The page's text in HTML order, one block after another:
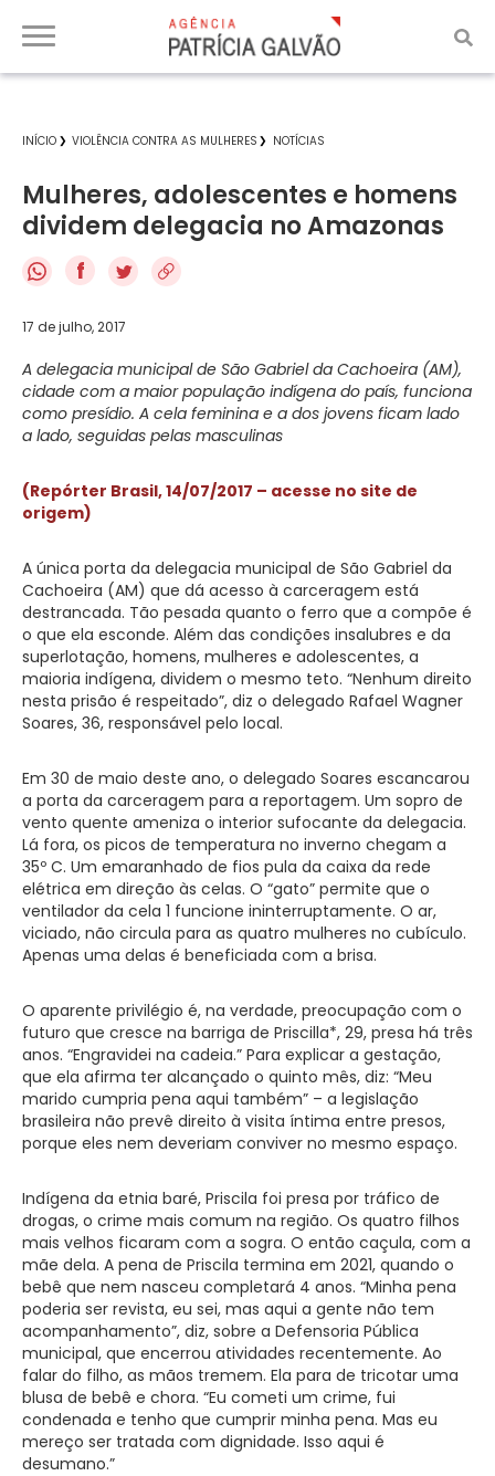
INÍCIO VIOLÊNCIA CONTRA AS MULHERES NOTÍCIAS
Mulheres, adolescentes e homens
dividem delegacia no Amazonas
f
17 de julho, 2017
A delegacia municipal de São Gabriel da Cachoeira (AM),
cidade com a maior população indígena do país, funciona
como presídio. A cela feminina e a dos jovens ficam lado
a lado, seguidas pelas masculinas
(Repórter Brasil, 14/07/2017 – acesse no site de
origem)
A única porta da delegacia municipal de São Gabriel da
Cachoeira (AM) que dá acesso à carceragem está
destrancada. Tão pesada quanto o ferro que a compõe é
o que ela esconde. Além das condições insalubres e da
superlotação, homens, mulheres e adolescentes, a
maioria indígena, dividem o mesmo teto. “Nenhum direito
nesta prisão é respeitado”, diz o delegado Rafael Wagner
Soares, 36, responsável pelo local.
Em 30 de maio deste ano, o delegado Soares escancarou
a porta da carceragem para a reportagem. Um sopro de
vento quente ameniza o interior sufocante da delegacia.
Lá fora, os picos de temperatura no inverno chegam a
35º C. Um emaranhado de fios pula da caixa da rede
elétrica em direção às celas. O “gato” permite que o
ventilador da cela 1 funcione ininterruptamente. O ar,
viciado, não circula para as quatro mulheres no cubículo.
Apenas uma delas é beneficiada com a brisa.
O aparente privilégio é, na verdade, preocupação com o
futuro que cresce na barriga de Priscilla*, 29, presa há três
anos. “Engravidei na cadeia.” Para explicar a gestação,
que ela afirma ter alcançado o quinto mês, diz: “Meu
marido cumpria pena aqui também” – a legislação
brasileira não prevê direito à visita íntima entre presos,
porque eles nem deveriam conviver no mesmo espaço.
Indígena da etnia baré, Priscila foi presa por tráfico de
drogas, o crime mais comum na região. Os quatro filhos
mais velhos ficaram com a sogra. O então caçula, com a
mãe dela. A pena de Priscila termina em 2021, quando o
bebê que nem nasceu completará 4 anos. “Minha pena
poderia ser revista, eu sei, mas aqui a gente não tem
acompanhamento”, diz, sobre a Defensoria Pública
municipal, que encerrou atividades recentemente. Ao
falar do filho, as mãos tremem. Ela para de tricotar uma
blusa de bebê e chora. “Eu cometi um crime, fui
condenada e tenho que cumprir minha pena. Mas eu
mereço ser tratada com dignidade. Isso aqui é
desumano.”